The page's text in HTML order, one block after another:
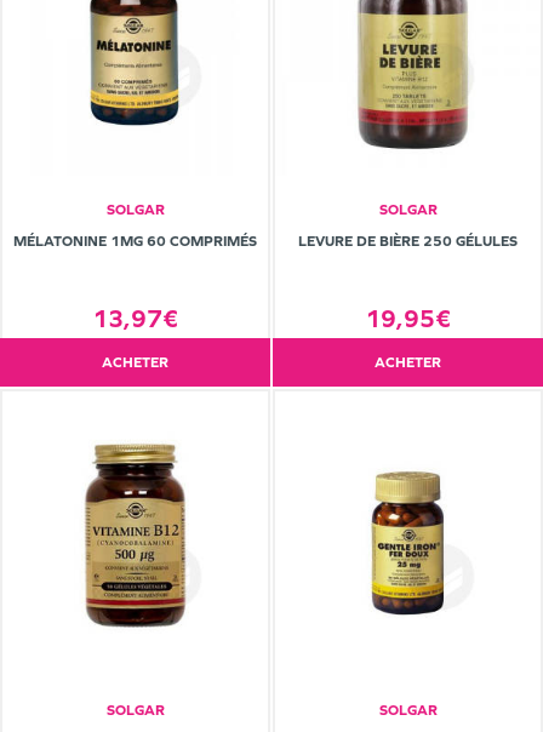
SOLGAR
MÉLATONINE 1MG 60 COMPRIMÉS
13,97€
ACHETER
SOLGAR
LEVURE DE BIÈRE 250 GÉLULES
19,95€
ACHETER
SOLGAR
SOLGAR